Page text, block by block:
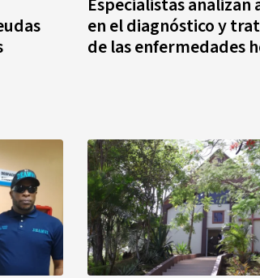
en el diagnóstico y
de las enfermedades